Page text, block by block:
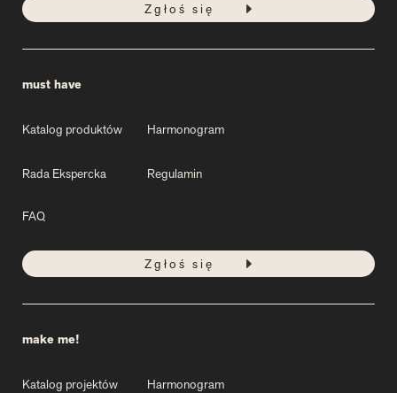
Zgłoś się
must have
Katalog produktów Harmonogram
Rada Ekspercka Regulamin
FAQ
Zgłoś się
make me!
Katalog projektów Harmonogram